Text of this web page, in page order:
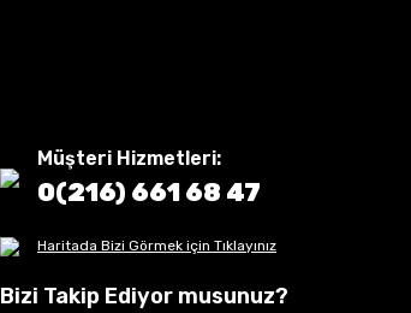
Müşteri Hizmetleri:
0(216) 661 68 47
Haritada Bizi Görmek için Tıklayınız
Bizi Takip Ediyor musunuz?